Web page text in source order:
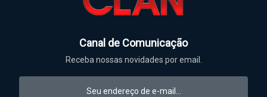
Canal de Comunicação
Receba nossas novidades por email.